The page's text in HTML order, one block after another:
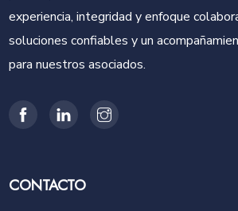
experiencia, integridad y enfoque
soluciones confiables y un
para nuestros asociados.
CONTACTO